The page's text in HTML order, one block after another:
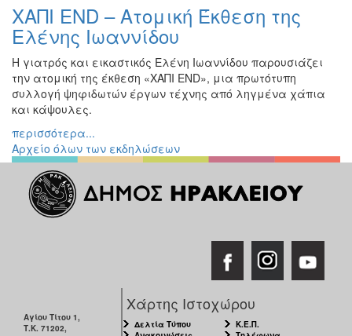
Ζωγραφική
Φωτογραφία
Τραγούδι
Μουσική
Κινηματογράφος
Χορός
Θέατρο
Παζάρι
Ειδών
Διαλέξεις-
ΧΑΠΙ END – Ατομική Έκθεση της
Ελένης Ιωαννίδου
Η γιατρός και εικαστικός Ελένη Ιωαννίδου παρουσιάζει
την ατομική της έκθεση «ΧΑΠΙ END», μια πρωτότυπη
συλλογή ψηφιδωτών έργων τέχνης από ληγμένα χάπια
και κάψουλες.
περισσότερα...
Αρχείο όλων των εκδηλώσεων
Αγίου Τίτου 1,
Τ.Κ. 71202,
Χάρτης Ιστοχώρου
Δελτία Τύπου
Κ.Ε.Π.